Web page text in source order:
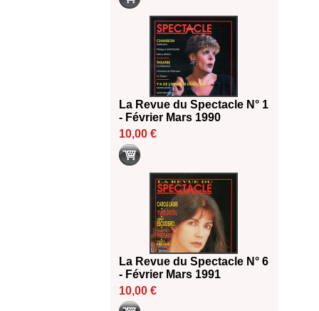
La Revue du Spectacle N° 1
- Février Mars 1990
10,00 €
La Revue du Spectacle N° 6
- Février Mars 1991
10,00 €